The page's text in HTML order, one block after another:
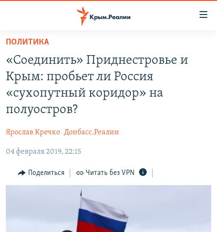
Вернуться
основному
содержанию
Вернутся
главной
Вернутся
СПЕЦПРОЕКТЫ
КАРТА ВОЕННЫХ ОБЪЕКТОВ КРЫМА
ВОДА
ИНТЕРАКТИВ
ИНФОГРАФИКА
ТЕЛЕПРОЕКТ КРЫМ.РЕАЛИИ
СОВЕТЫ ПРАВОЗАЩИТНИКОВ
ПРОПАВШИЕ БЕЗ ВЕСТИ
ПОБЕДИТЕЛЕЙ НЕ СУДЯТ?
РАДІО СВОБОДА
КАК ОБОЙТИ БЛОКИРОВКУ
ПОЛИТИКА
«Соединить» Приднестровье и
Крым: пробьет ли Россия
«сухопутный коридор» на
полуостров?
Ярослав Кречко Донбасс.Реалии
04 февраля 2019, 22:15
Поделиться Читать без VPN